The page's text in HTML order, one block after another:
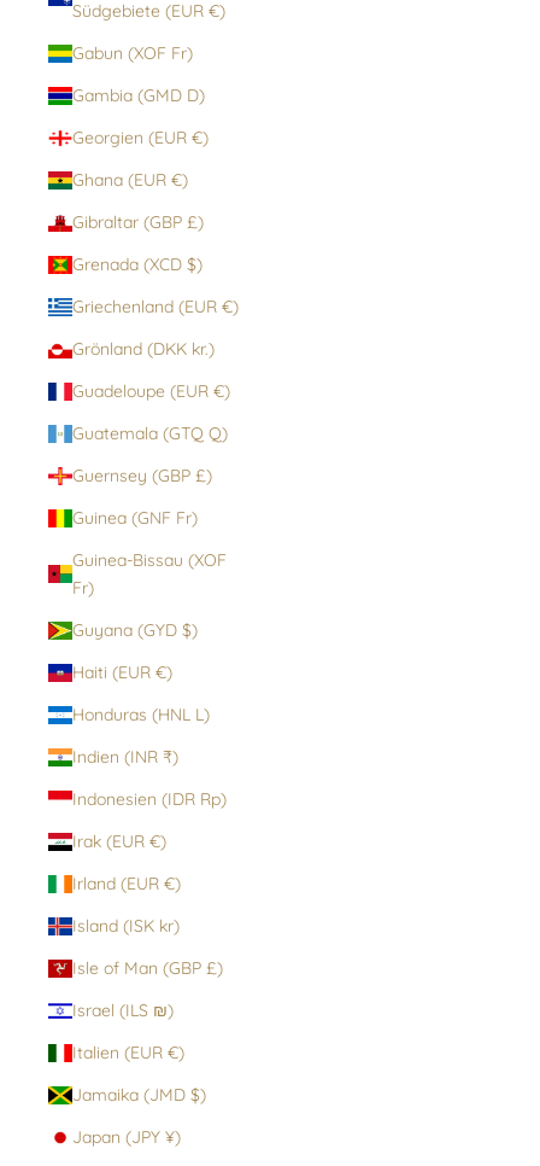
Südgebiete (EUR €)
Gabun (XOF Fr)
Gambia (GMD D)
Georgien (EUR €)
Ghana (EUR €)
Gibraltar (GBP £)
Grenada (XCD $)
Griechenland (EUR €)
Grönland (DKK kr.)
Guadeloupe (EUR €)
Guatemala (GTQ Q)
Guernsey (GBP £)
Guinea (GNF Fr)
Guinea-Bissau (XOF
Fr)
Guyana (GYD $)
Haiti (EUR €)
Honduras (HNL L)
Indien (INR ₹)
Indonesien (IDR Rp)
Irak (EUR €)
Irland (EUR €)
Island (ISK kr)
Isle of Man (GBP £)
Israel (ILS ₪)
Italien (EUR €)
Jamaika (JMD $)
Japan (JPY ¥)